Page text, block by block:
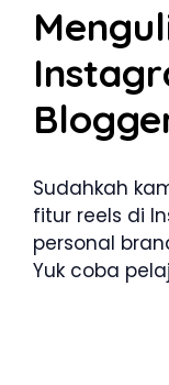
Sudahkah
fitur reels di
personal
Yuk coba